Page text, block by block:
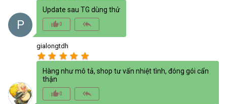
P
Update sau TG dùng thử
thumb_up_alt0 reply_all
gialongtdh
star star star star star
Hàng như mô tả, shop tư vấn nhiệt tình, đóng gói cẩn
thận
thumb_up_alt0 reply_all